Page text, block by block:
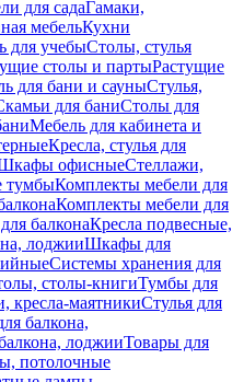
для садаГамаки,
мебельКухни
для учебыСтолы, стулья
столы и партыРастущие
для бани и сауныСтулья,
для баниСтолы для
Мебель для кабинета и
Кресла, стулья для
офисныеСтеллажи,
тумбыКомплекты мебели для
Комплекты мебели для
балконаКресла подвесные,
лоджииШкафы для
Системы хранения для
столы-книгиТумбы для
кресла-маятникиСтулья для
балкона,
лоджииТовары для
потолочные